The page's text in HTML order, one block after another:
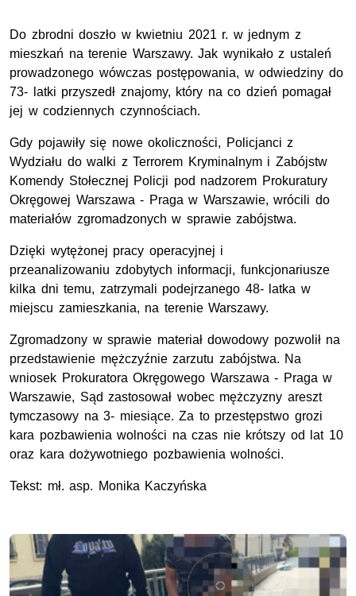
Do zbrodni doszło w kwietniu 2021 r. w jednym z
mieszkań na terenie Warszawy.Jak wynikało z ustaleń
prowadzonego wówczas postępowania, w odwiedziny do
73- latki przyszedł znajomy, który na co dzień pomagał
jej w codziennych czynnościach.
Gdy pojawiły się nowe okoliczności, Policjanciz
Wydziału do walki z Terrorem Kryminalnym i Zabójstw
Komendy Stołecznej Policji pod nadzorem Prokuratury
Okręgowej Warszawa - Praga w Warszawie,wrócili do
materiałów zgromadzonych w sprawie zabójstwa.
Dzięki wytężonej pracy operacyjnej i
przeanalizowaniu zdobytych informacji, funkcjonariusze
kilka dni temu, zatrzymali podejrzanego 48- latka w
miejscu zamieszkania, na terenie Warszawy.
Zgromadzony w sprawie materiał dowodowy pozwolił na
przedstawienie mężczyźnie zarzutu zabójstwa. Na
wniosek Prokuratora Okręgowego Warszawa - Praga w
Warszawie, Sąd zastosował wobec mężczyzny areszt
tymczasowy na 3- miesiące. Za to przestępstwo grozi
kara pozbawienia wolności na czas nie krótszy od lat 10
oraz kara dożywotniego pozbawienia wolności.
Tekst: mł. asp. Monika Kaczyńska